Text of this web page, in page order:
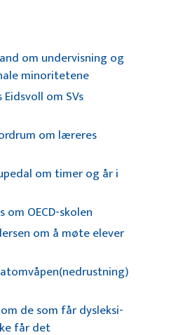
om undervisning og
minoritetene
Eidsvoll om SVs
om læreres
om timer og år i
om OECD-skolen
om å møte elever
de som får dysleksi-
får det